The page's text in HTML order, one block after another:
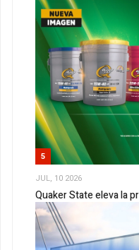
5
JUL, 10 2026
Quaker State eleva la